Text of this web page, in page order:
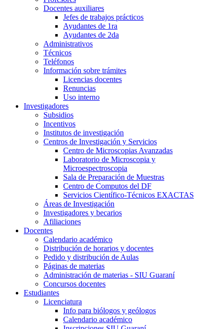
Docentes auxiliares
Jefes de trabajos prácticos
Ayudantes de 1ra
Ayudantes de 2da
Administrativos
Técnicos
Teléfonos
Información sobre trámites
Licencias docentes
Renuncias
Uso interno
Investigadores
Subsidios
Incentivos
Institutos de investigación
Centros de Investigación y Servicios
Centro de Microscopias Avanzadas
Laboratorio de Microscopia y
Microespectroscopia
Sala de Preparación de Muestras
Centro de Computos del DF
Servicios Científico-Técnicos EXACTAS
Áreas de Investigación
Investigadores y becarios
Afiliaciones
Docentes
Calendario académico
Distribución de horarios y docentes
Pedido y distribución de Aulas
Páginas de materias
Administración de materias - SIU Guaraní
Concursos docentes
Estudiantes
Licenciatura
Info para biólogos y geólogos
Calendario académico